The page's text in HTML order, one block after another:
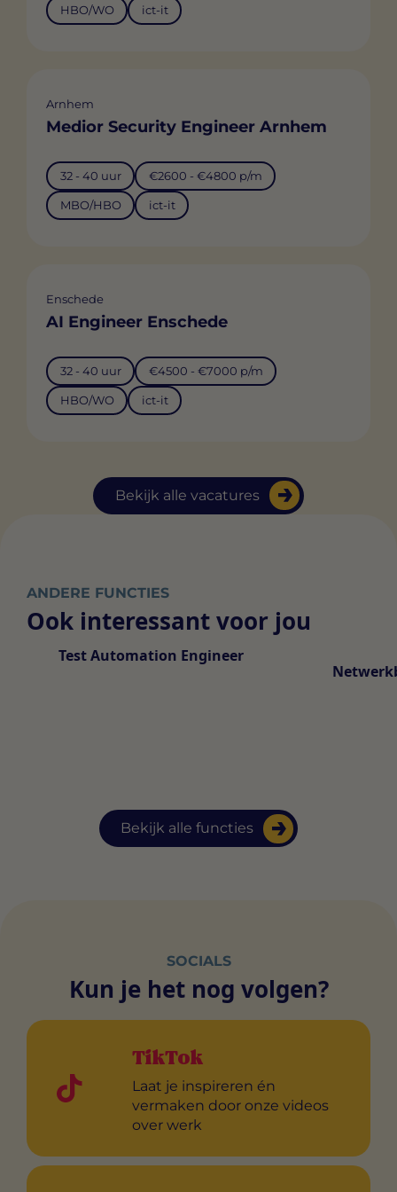
Bekijk alle vacatures
HBO/WO ict-it
Arnhem
Medior Security Engineer Arnhem
32 - 40 uur €2600 - €4800 p/m
MBO/HBO ict-it
Enschede
AI Engineer Enschede
32 - 40 uur €4500 - €7000 p/m
HBO/WO ict-it
ANDERE FUNCTIES
Ook interessant voor jou
Bekijk alle functies
Test Automation Engineer
SOCIALS
Kun je het nog volgen?
TikTok
Laat je inspireren én
vermaken door onze videos
over werk